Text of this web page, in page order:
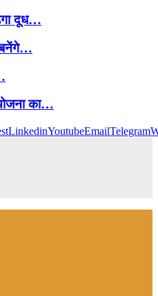
दूध…
बनेंगे…
का…
LinkedinYoutubeEmailTelegram